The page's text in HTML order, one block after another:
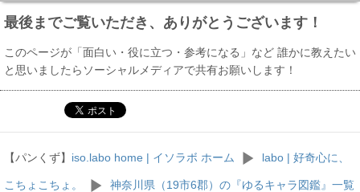
最後までご覧いただき、ありがとうございます！
このページが「面白い・役に立つ・参考になる」など 誰かに教えたい
と思いましたらソーシャルメディアで共有お願いします！
【パンくず】 iso.labo home | イソラボ ホーム labo | 好奇心に、
こちょこちょ。 神奈川県（19市6郡）の『ゆるキャラ図鑑』一覧